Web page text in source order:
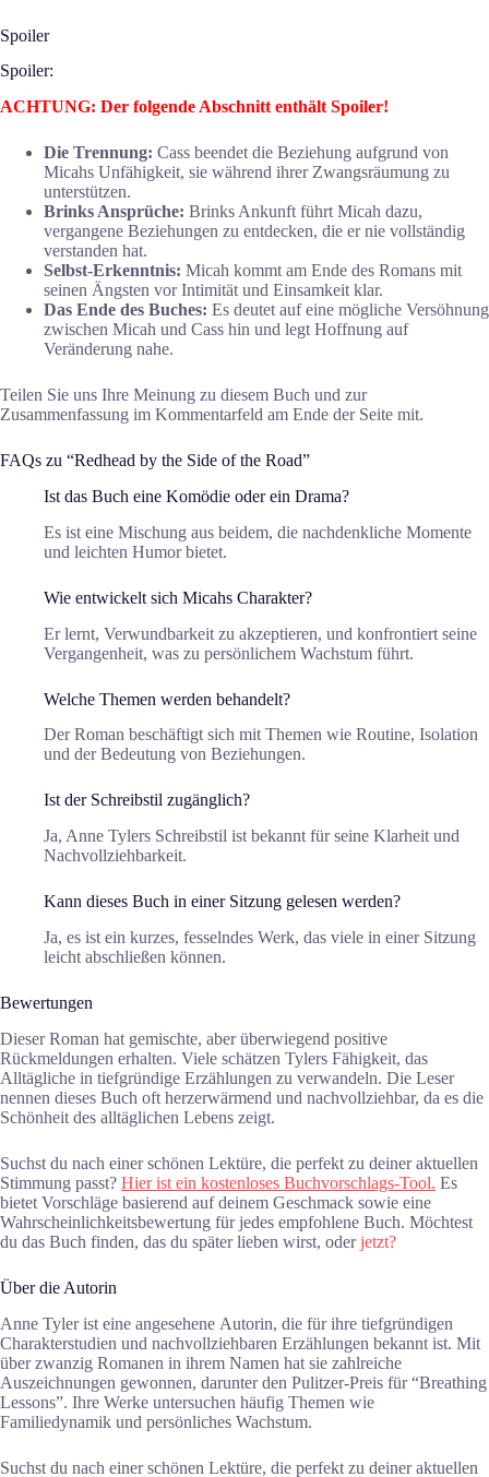
Spoiler
Spoiler:
ACHTUNG: Der folgende Abschnitt enthält Spoiler!
Die Trennung: Cass beendet die Beziehung aufgrund von
Micahs Unfähigkeit, sie während ihrer Zwangsräumung zu
unterstützen.
Brinks Ansprüche: Brinks Ankunft führt Micah dazu,
vergangene Beziehungen zu entdecken, die er nie vollständig
verstanden hat.
Selbst-Erkenntnis: Micah kommt am Ende des Romans mit
seinen Ängsten vor Intimität und Einsamkeit klar.
Das Ende des Buches: Es deutet auf eine mögliche Versöhnung
zwischen Micah und Cass hin und legt Hoffnung auf
Veränderung nahe.
Teilen Sie uns Ihre Meinung zu diesem Buch und zur
Zusammenfassung im Kommentarfeld am Ende der Seite mit.
FAQs zu “Redhead by the Side of the Road”
Ist das Buch eine Komödie oder ein Drama?
Es ist eine Mischung aus beidem, die nachdenkliche Momente
und leichten Humor bietet.
Wie entwickelt sich Micahs Charakter?
Er lernt, Verwundbarkeit zu akzeptieren, und konfrontiert seine
Vergangenheit, was zu persönlichem Wachstum führt.
Welche Themen werden behandelt?
Der Roman beschäftigt sich mit Themen wie Routine, Isolation
und der Bedeutung von Beziehungen.
Ist der Schreibstil zugänglich?
Ja, Anne Tylers Schreibstil ist bekannt für seine Klarheit und
Nachvollziehbarkeit.
Kann dieses Buch in einer Sitzung gelesen werden?
Ja, es ist ein kurzes, fesselndes Werk, das viele in einer Sitzung
leicht abschließen können.
Bewertungen
Dieser Roman hat gemischte, aber überwiegend positive
Rückmeldungen erhalten. Viele schätzen Tylers Fähigkeit, das
Alltägliche in tiefgründige Erzählungen zu verwandeln. Die Leser
nennen dieses Buch oft herzerwärmend und nachvollziehbar, da es die
Schönheit des alltäglichen Lebens zeigt.
Suchst du nach einer schönen Lektüre, die perfekt zu deiner aktuellen
Stimmung passt? Hier ist ein kostenloses Buchvorschlags-Tool. Es
bietet Vorschläge basierend auf deinem Geschmack sowie eine
Wahrscheinlichkeitsbewertung für jedes empfohlene Buch. Möchtest
du das Buch finden, das du später lieben wirst, oderjetzt?
Über die Autorin
Anne Tyler ist eine angesehenе Autorin, die für ihre tiefgründigen
Charakterstudien und nachvollziehbaren Erzählungen bekannt ist. Mit
über zwanzig Romanen in ihrem Namen hat sie zahlreiche
Auszeichnungen gewonnen, darunter den Pulitzer-Preis für “Breathing
Lessons”. Ihre Werke untersuchen häufig Themen wie
Familiedynamik und persönliches Wachstum.
Suchst du nach einer schönen Lektüre, die perfekt zu deiner aktuellen